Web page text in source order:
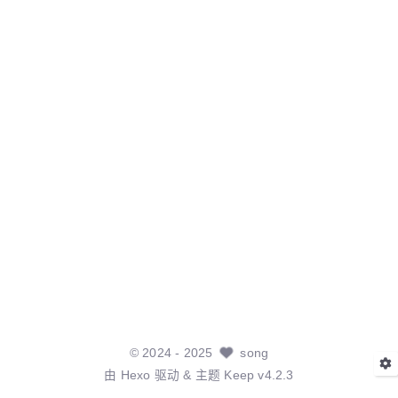
©2024- 2025
song
由 Hexo 驱动 & 主题 Keep v4.2.3